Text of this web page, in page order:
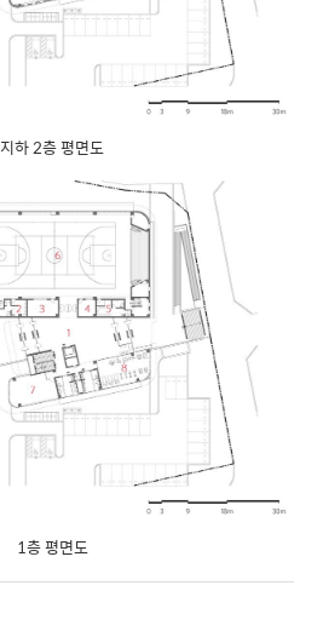
지하 2층 평면도
1층 평면도